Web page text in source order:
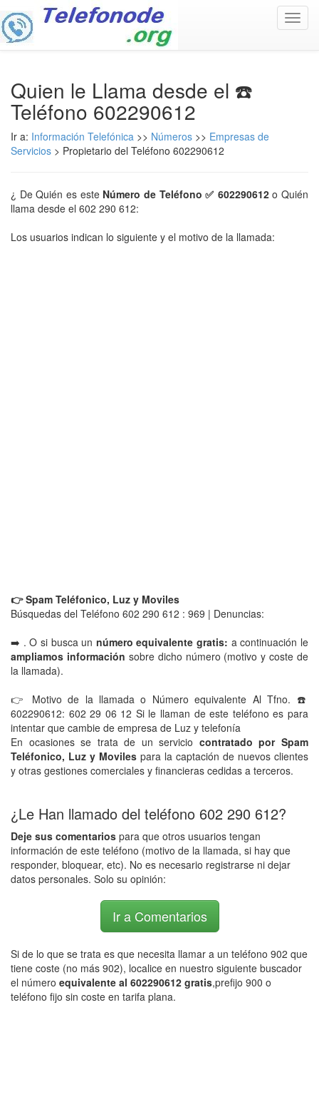
Quien le Llama desde el ☎️
Teléfono 602290612
Ir a: Información Telefónica >> Números >> Empresas de
Servicios > Propietario del Teléfono 602290612
¿ De Quién es este Número de Teléfono ✅ 602290612o Quién
llama desde el 602 290 612:
Los usuarios indican lo siguiente y el motivo de la llamada:
👉 Spam Teléfonico, Luz y Moviles
Búsquedas del Teléfono 602 290 612 : 969 | Denuncias:
➡️ . O si busca un número equivalente gratis: a continuación le
ampliamos información sobre dicho número (motivo y coste de
la llamada).
👉 Motivo de la llamada o Número equivalente Al Tfno. ☎️
602290612: 602 29 06 12 Si le llaman de este teléfono es para
intentar que cambie de empresa de Luz y telefonía
En ocasiones se trata de un servicio contratado por Spam
Teléfonico, Luz y Moviles para la captación de nuevos clientes
y otras gestiones comerciales y financieras cedidas a terceros.
¿Le Han llamado del teléfono 602 290 612?
Deje sus comentarios para que otros usuarios tengan
información de este teléfono (motivo de la llamada, si hay que
responder, bloquear, etc). No es necesario registrarse ni dejar
datos personales. Solo su opinión:
Ir a Comentarios
Si de lo que se trata es que necesita llamar a un teléfono 902 que
tiene coste (no más 902), localice en nuestro siguiente buscador
el número equivalente al 602290612 gratis,prefijo 900 o
teléfono fijo sin coste en tarifa plana.